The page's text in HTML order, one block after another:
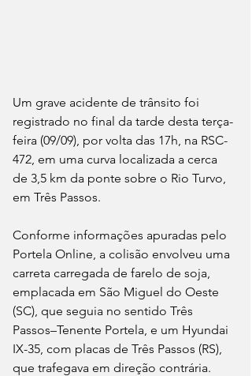
Um grave acidente de trânsito foi
registrado no final da tarde desta terça-
feira (09/09), por volta das 17h, na RSC-
472, em uma curva localizada a cerca
de 3,5 km da ponte sobre o Rio Turvo,
em Três Passos.
Conforme informações apuradas pelo
Portela Online, a colisão envolveu uma
carreta carregada de farelo de soja,
emplacada em São Miguel do Oeste
(SC), que seguia no sentido Três
Passos–Tenente Portela, e um Hyundai
IX-35, com placas de Três Passos (RS),
que trafegava em direção contrária.